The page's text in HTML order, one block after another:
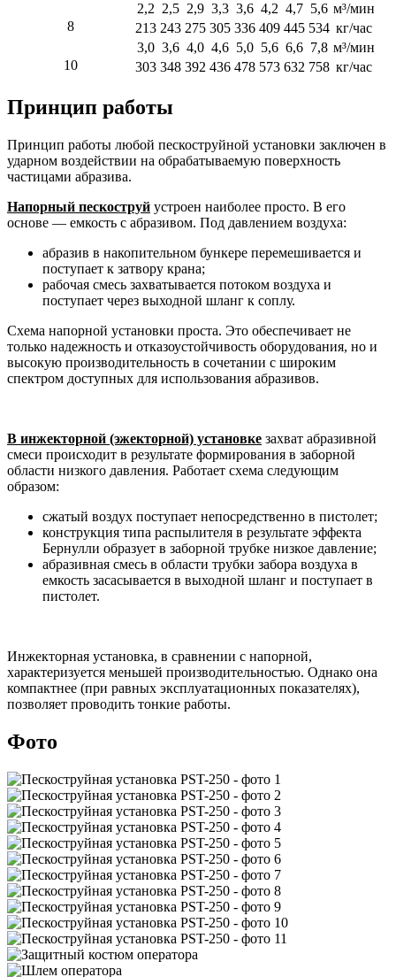
8
2,2 2,5 2,9 3,3 3,6 4,2 4,7 5,6 м³/мин
213 243 275 305 336 409 445 534 кг/час
10
3,0 3,6 4,0 4,6 5,0 5,6 6,6 7,8 м³/мин
303 348 392 436 478 573 632 758 кг/час
Принцип работы
Принцип работы любой пескоструйной установки заключен в
ударном воздействии на обрабатываемую поверхность
частицами абразива.
Напорный пескоструй устроен наиболее просто. В его
основе — емкость с абразивом. Под давлением воздуха:
абразив в накопительном бункере перемешивается и
поступает к затвору крана;
рабочая смесь захватывается потоком воздуха и
поступает через выходной шланг к соплу.
Схема напорной установки проста. Это обеспечивает не
только надежность и отказоустойчивость оборудования, но и
высокую производительность в сочетании с широким
спектром доступных для использования абразивов.
В инжекторной (эжекторной) установке захват абразивной
смеси происходит в результате формирования в заборной
области низкого давления. Работает схема следующим
образом:
сжатый воздух поступает непосредственно в пистолет;
конструкция типа распылителя в результате эффекта
Бернулли образует в заборной трубке низкое давление;
абразивная смесь в области трубки забора воздуха в
емкость засасывается в выходной шланг и поступает в
пистолет.
Инжекторная установка, в сравнении с напорной,
характеризуется меньшей производительностью. Однако она
компактнее (при равных эксплуатационных показателях),
позволяет проводить тонкие работы.
Фото